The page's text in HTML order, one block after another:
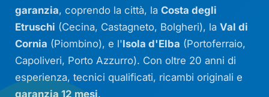
garanzia, coprendo la città, laCosta degli
Etruschi (Cecina, Castagneto, Bolgheri), laVal di
Cornia (Piombino), e l'Isola d'Elba (Portoferraio,
Capoliveri, Porto Azzurro). Con oltre 20 anni di
esperienza, tecnici qualificati, ricambi originali e
garanzia 12 mesi.